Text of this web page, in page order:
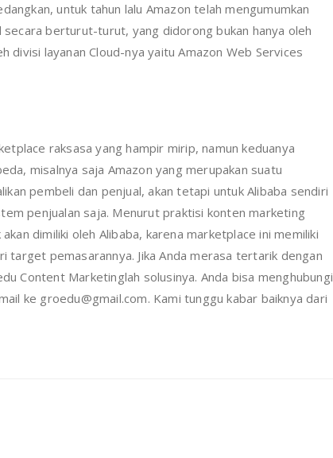
untuk tahun lalu Amazon telah mengumumkan
berturut-turut, yang didorong bukan hanya oleh
divisi layanan Cloud-nya yaitu Amazon Web Services
raksasa yang hampir mirip, namun keduanya
misalnya saja Amazon yang merupakan suatu
pembeli dan penjual, akan tetapi untuk Alibaba sendiri
penjualan saja. Menurut praktisi konten marketing
dimiliki oleh Alibaba, karena marketplace ini memiliki
target pemasarannya. Jika Anda merasa tertarik dengan
Content Marketinglah solusinya. Anda bisa menghubungi
ke groedu@gmail.com. Kami tunggu kabar baiknya dari